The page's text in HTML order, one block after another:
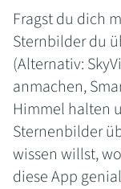
Fragst du dich
Sternbilder du
(Alternativ:
anmachen,
Himmel halten
Sternenbilder
wissen willst,
diese App